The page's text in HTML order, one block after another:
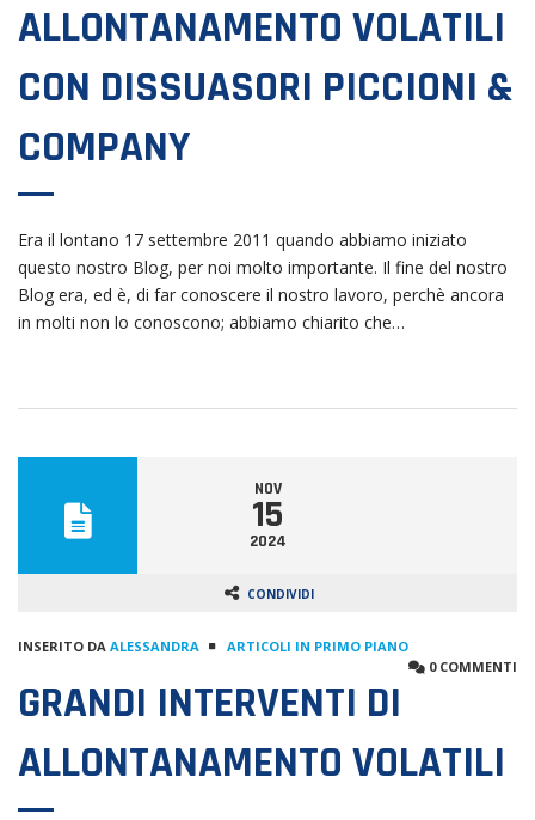
ALLONTANAMENTO VOLATILI
CON DISSUASORI PICCIONI &
COMPANY
Era il lontano 17 settembre 2011 quando abbiamo iniziato
questo nostro Blog, per noi molto importante. Il fine del nostro
Blog era, ed è, di far conoscere il nostro lavoro, perchè ancora
in molti non lo conoscono; abbiamo chiarito che…
NOV
15
2024
CONDIVIDI
INSERITO DA ALESSANDRA
ARTICOLI IN PRIMO PIANO
0 COMMENTI
GRANDI INTERVENTI DI
ALLONTANAMENTO VOLATILI